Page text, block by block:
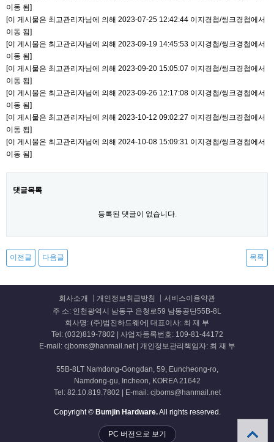
이동 됨]
[이 게시물은 최고관리자님에 의해 2023-07-25 12:42:44 이지경첩/씽크경첩에서
이동 됨]
[이 게시물은 최고관리자님에 의해 2023-09-19 14:45:53 이지경첩/씽크경첩에서
이동 됨]
[이 게시물은 최고관리자님에 의해 2023-09-20 15:05:07 이지경첩/씽크경첩에서
이동 됨]
[이 게시물은 최고관리자님에 의해 2023-09-26 12:17:08 이지경첩/씽크경첩에서
이동 됨]
[이 게시물은 최고관리자님에 의해 2023-10-12 09:02:27 이지경첩/씽크경첩에서
이동 됨]
[이 게시물은 최고관리자님에 의해 2024-10-08 15:09:31 이지경첩/씽크경첩에서
이동 됨]
댓글목록
등록된 댓글이 없습니다.
이전글 다음글 목록
회사소개 개인정보취급방침
서비스이용약관
주 소: 인천광역시 남동구 은청로59 남동공단55B-8L
회사명: (주)범진하드웨어| 대표이사: 최 재 부
Tel: (032)819-7802 | 사업자등록번호: 109-81-44172
E-mail: cjboms@hanmail.net | 개인정보관리책임자: 최 재 부
55B-8LT Namdong-Gongdan, 59, Euncheong-ro,
Namdong-gu, Incheon, KOREA 21642
Tel: 82.10.819.7802 | E-mail: cjboms@hanmail.net
Copyright © Bumjin Hardware.All rights reserved.
PC 버전으로 보기